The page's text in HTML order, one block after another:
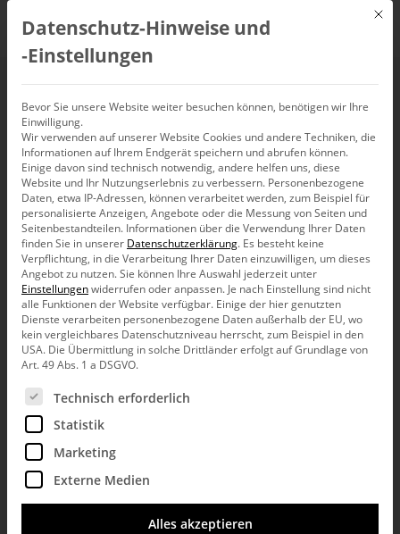
Pimpcharts in seiner
geliebten SportAuto
Gleicher Wert, gleiche Länge
Ihm war der Tag verdorben. Seine geliebte SportAuto hatte
grafisch
150 Meter Leitplanke demoliert. Ich wollte
trösten und blätterte weiter. Heft 07/2006.
Seite 102 im selben Heft: Rundenzeiten aus der Formel 1
aus zwei Saisons. Schwächere Motoren, trotzdem schon
wieder schneller. Interessanter Vergleich. Gute Daten. Gute
grobe Fahrlässigkeit.
Mit
Datenschutz-Hinweise und
‑Einstellungen
Bevor Sie unsere Website weiter besuchen können, benötigen wir Ihre
Einwilligung.
Wir verwenden auf unserer Website Cookies und andere Techniken, die
Informationen auf Ihrem Endgerät speichern und abrufen können.
Einige davon sind technisch notwendig, andere helfen uns, diese
Website und Ihr Nutzungserlebnis zu verbessern. Personenbezogene
Daten, etwa IP-Adressen, können verarbeitet werden, zum Beispiel für
personalisierte Anzeigen, Angebote oder die Messung von Seiten und
Seitenbestandteilen. Informationen über die Verwendung Ihrer Daten
finden Sie in unserer Datenschutzerklärung. Es besteht keine
Verpflichtung, in die Verarbeitung Ihrer Daten einzuwilligen, um dieses
Angebot zu nutzen.Sie können Ihre Auswahl jederzeit unter
Einstellungenwiderrufen oder anpassen. Je nach Einstellung sind nicht
alle Funktionen der Website verfügbar. Einige der hier genutzten
Dienste verarbeiten personenbezogene Daten außerhalb der EU, wo
kein vergleichbares Datenschutzniveau herrscht, zum Beispiel in den
USA. Die Übermittlung in solche Drittländer erfolgt auf Grundlage von
Art. 49 Abs. 1 a DSGVO.
Es folgt eine Liste der Service-Gruppen, für die eine
Technisch erforderlich
Statistik
Marketing
Externe Medien
Alles akzeptieren